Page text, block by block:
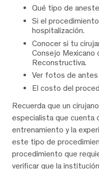
Qué tipo de
Si el
hospitalización.
Conocer si tu
Consejo Mexicano
Reconstructiva.
Ver fotos de antes
El costo del
Recuerda que un
especialista que cuenta
entrenamiento y la
este tipo de
procedimiento que
verificar que la